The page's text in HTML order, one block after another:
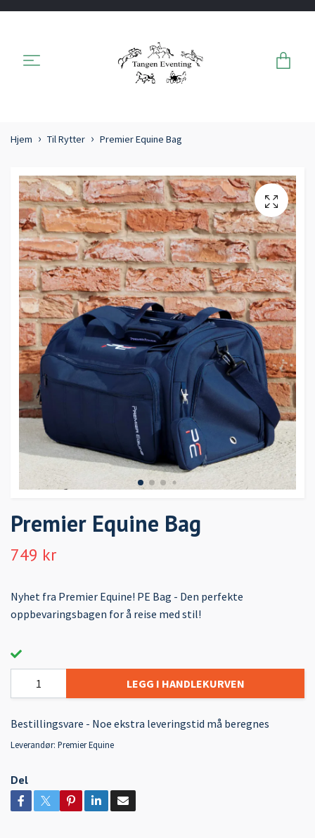
Hjem Til Rytter Premier Equine Bag
Premier Equine Bag
749 kr
Nyhet fra Premier Equine! PE Bag - Den perfekte
oppbevaringsbagen for å reise med stil!
LEGG I HANDLEKURVEN
Bestillingsvare - Noe ekstra leveringstid må beregnes
Leverandør: Premier Equine
Del